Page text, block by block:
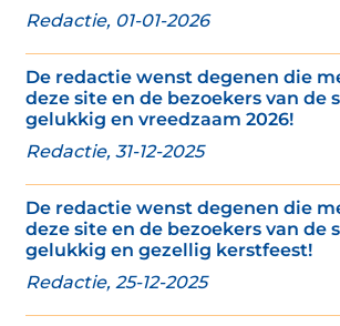
Redactie, 01-01-2026
De redactie wenst degenen die
deze site en de bezoekers van de
gelukkig en vreedzaam 2026!
Redactie, 31-12-2025
De redactie wenst degenen die
deze site en de bezoekers van de
gelukkig en gezellig kerstfeest!
Redactie, 25-12-2025